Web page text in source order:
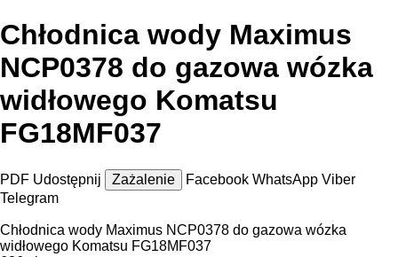
Chłodnica wody Maximus
NCP0378 do gazowa wózka
widłowego Komatsu
FG18MF037
PDF Udostępnij Zażalenie Facebook WhatsApp Viber
Telegram
Chłodnica wody Maximus NCP0378 do gazowa wózka
widłowego Komatsu FG18MF037